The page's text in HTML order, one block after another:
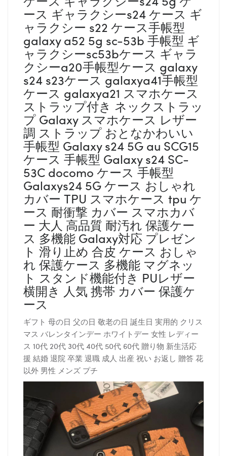
ース ギャラクシーs24 ケース ギ
ャラクシー s22 ケース手帳型
galaxy a52 5g sc-53b 手帳型 ギ
ャラクシーsc53bケース ギャラ
クシーa20手帳型ケース galaxy
s24 s23ケース galaxya41手帳型
ケース galaxya21 スマホケース
ストラップ付き ネックストラッ
プ Galaxy スマホケース レザー
調 ストラップ おとなかわいい
手帳型 Galaxy s24 5G au SCG15
ケース 手帳型 Galaxy s24 SC-
53C docomo ケース 手帳型
Galaxys24 5G ケース おしゃれ
カバー TPU スマホケース tpu ケ
ース 耐衝撃 カバー スマホカバ
ー 大人 高品質 耐汚れ 保護ケー
ス 多機能 Galaxy対応 プレゼン
ト 滑り止め 合皮 ケース おしゃ
れ 保護ケース 多機能 マグネッ
ト スタンド機能付き PUレザー
横開き 人気 携帯 カバー 保護ケ
ース
ギフト 母の日 父の日 敬老の日 誕生日 実用的 クリス
マス バレンタインデー ホワイトデー 女性 レディー
ス 10代 20代 30代 40代 50代 60代 贈り物 新生活応
援 結婚 退院 卒業 退職 成人 出産 祝い お返し 贈答 花
以外 男性 メンズ プチ